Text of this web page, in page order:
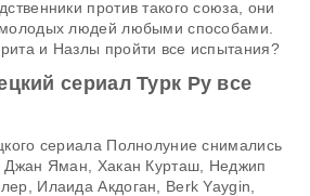
против такого союза, они
людей любыми способами.
и Назлы пройти все испытания?
сериал Турк Ру все
сериала Полнолуние снимались
Джан Яман, Хакан Курташ, Неджип
Илаида Акдоган, Berk Yaygin,